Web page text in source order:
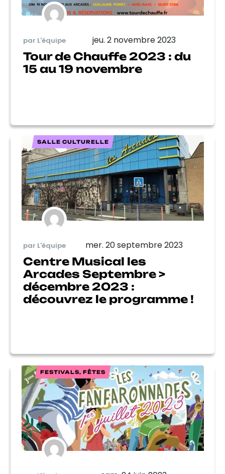
par L'équipe jeu. 2 novembre 2023
Tour de Chauffe 2023 : du
15 au 19 novembre
SALLE CULTURELLE
par L'équipe mer. 20 septembre 2023
Centre Musical les
Arcades Septembre >
décembre 2023 :
découvrez le programme !
FESTIVALS, FÊTES